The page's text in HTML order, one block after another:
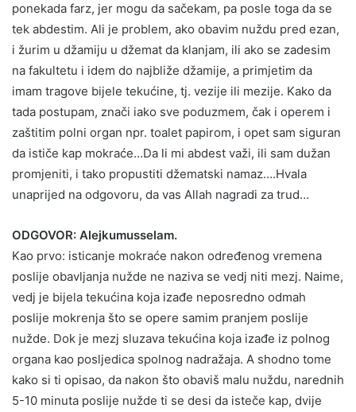
ponekada farz, jer mogu da sačekam, pa posle toga da se
tek abdestim. Ali je problem, ako obavim nuždu pred ezan,
i žurim u džamiju u džemat da klanjam, ili ako se zadesim
na fakultetu i idem do najbliže džamije, a primjetim da
imam tragove bijele tekućine, tj. vezije ili mezije. Kako da
tada postupam, znači iako sve poduzmem, čak i operem i
zaštitim polni organ npr. toalet papirom, i opet sam siguran
da ističe kap mokraće…Da li mi abdest važi, ili sam dužan
promjeniti, i tako propustiti džematski namaz….Hvala
unaprijed na odgovoru, da vas Allah nagradi za trud…
ODGOVOR: Alejkumusselam.
Kao prvo: isticanje mokraće nakon određenog vremena
poslije obavljanja nužde ne naziva se vedj niti mezj. Naime,
vedj je bijela tekućina koja izađe neposredno odmah
poslije mokrenja što se opere samim pranjem poslije
nužde. Dok je mezj sluzava tekućina koja izađe iz polnog
organa kao posljedica spolnog nadražaja. A shodno tome
kako si ti opisao, da nakon što obaviš malu nuždu, narednih
5-10 minuta poslije nužde ti se desi da isteče kap, dvije